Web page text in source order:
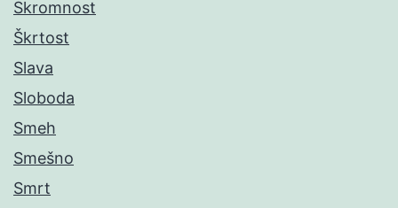
Skromnost
Škrtost
Slava
Sloboda
Smeh
Smešno
Smrt